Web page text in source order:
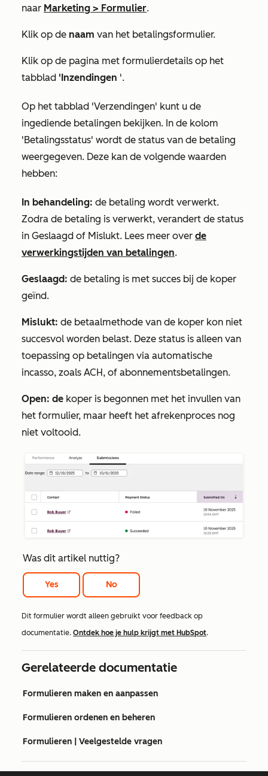
naar Marketing > Formulier.
Klik op de naam van het betalingsformulier.
Klik op de pagina met formulierdetails op het
tabblad 'Inzendingen '.
Op het tabblad 'Verzendingen' kunt u de
ingediende betalingen bekijken. In de kolom
'Betalingsstatus' wordt de status van de betaling
weergegeven. Deze kan de volgende waarden
hebben:
In behandeling: de betaling wordt verwerkt.
Zodra de betaling is verwerkt, verandert de status
in Geslaagd of Mislukt. Lees meer over de
verwerkingstijden van betalingen.
Geslaagd: de betaling is met succes bij de koper
geïnd.
Mislukt: de betaalmethode van de koper kon niet
succesvol worden belast. Deze status is alleen van
toepassing op betalingen via automatische
incasso, zoals ACH, of abonnementsbetalingen.
Open: de koper is begonnen met het invullen van
het formulier, maar heeft het afrekenproces nog
niet voltooid.
Was dit artikel nuttig?
Yes No
Dit formulier wordt alleen gebruikt voor feedback op
documentatie. Ontdek hoe je hulp krijgt met HubSpot.
Gerelateerde documentatie
Formulieren maken en aanpassen
Formulieren ordenen en beheren
Formulieren | Veelgestelde vragen